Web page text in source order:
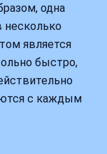
одна
несколько
является
быстро,
с каждым